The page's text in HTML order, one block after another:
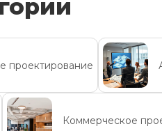
проектирование
Коммерческое